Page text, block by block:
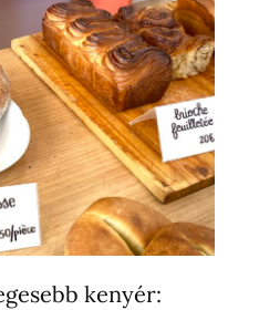
kenyér: